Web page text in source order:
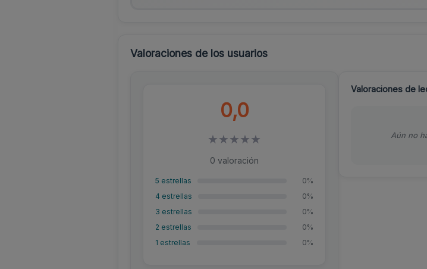
Valoraciones de los usuarios
0,0
★★★★★
0 valoración
5 estrellas
0%
4 estrellas
0%
3 estrellas
0%
2 estrellas
0%
1 estrellas
0%
Valoraciones de
Aún no